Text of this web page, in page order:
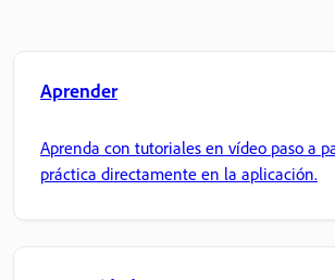
Aprender
Aprenda con tutoriales en vídeo paso a
práctica directamente en la aplicación.